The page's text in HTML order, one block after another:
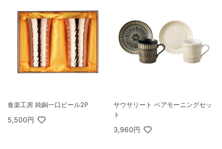
食楽工房 純銅一口ビール2P
5,500円
サウサリート ペアモーニングセッ
ト
3,960円